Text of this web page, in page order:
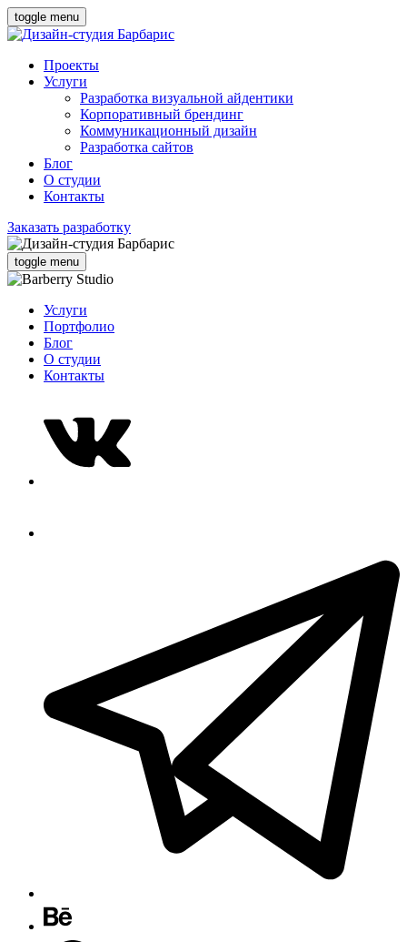
toggle menu
Проекты
Услуги
Разработка визуальной айдентики
Корпоративный брендинг
Коммуникационный дизайн
Разработка сайтов
Блог
О студии
Контакты
Заказать разработку
toggle menu
Услуги
Портфолио
Блог
О студии
Контакты